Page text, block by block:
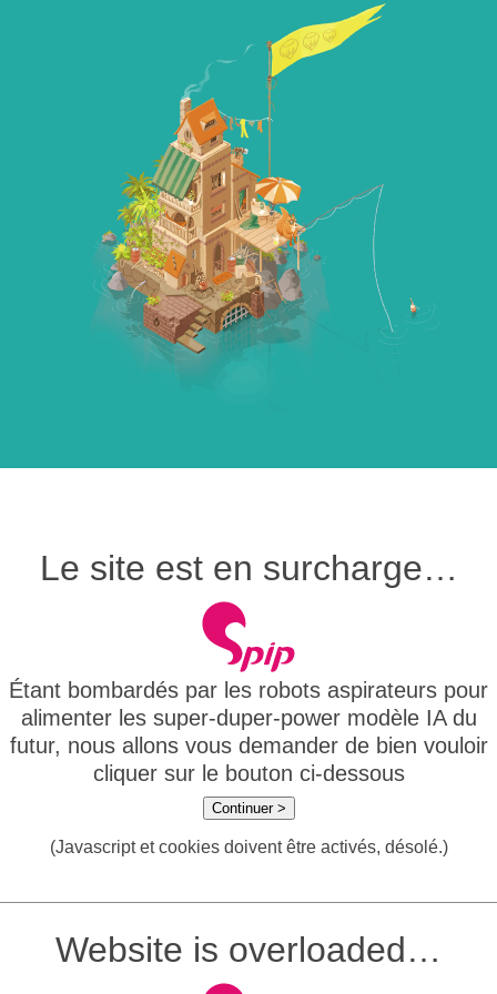
Le site est en surcharge…
Étant bombardés par les robots aspirateurs pour
alimenter les super-duper-power modèle IA du
futur, nous allons vous demander de bien vouloir
cliquer sur le bouton ci-dessous
Continuer >
(Javascript et cookies doivent être activés, désolé.)
Website is overloaded…